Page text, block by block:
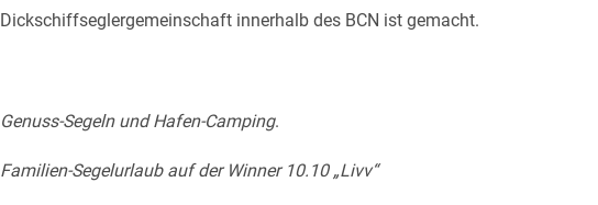
Dickschiffseglergemeinschaft innerhalb des BCN ist gemacht.
Genuss-Segeln und Hafen-Camping.
Familien-Segelurlaub auf der Winner 10.10 „Livv“